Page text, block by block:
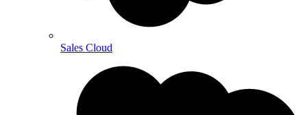
Sales Cloud